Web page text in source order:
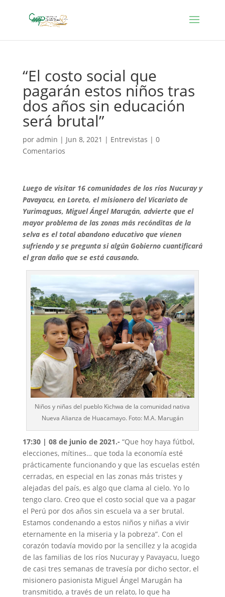
“El costo social que
pagarán estos niños tras
dos años sin educación
será brutal”
por admin | Jun 8, 2021 | Entrevistas | 0
Comentarios
Luego de visitar 16 comunidades de los ríos Nucuray y
Pavayacu, en Loreto, el misionero del Vicariato de
Yurimaguas, Miguel Ángel Marugán, advierte que el
mayor problema de las zonas más recónditas de la
selva es el total abandono educativo que vienen
sufriendo y se pregunta si algún Gobierno cuantificará
el gran daño que se está causando.
Niños y niñas del pueblo Kichwa de la comunidad nativa
Nueva Alianza de Huacamayo. Foto: M.A. Marugán
17:30 | 08 de junio de 2021.- “Que hoy haya fútbol,
elecciones, mítines… que toda la economía esté
prácticamente funcionando y que las escuelas estén
cerradas, en especial en las zonas más tristes y
alejadas del país, es algo que clama al cielo. Yo lo
tengo claro. Creo que el costo social que va a pagar
el Perú por dos años sin escuela va a ser brutal.
Estamos condenando a estos niños y niñas a vivir
eternamente en la miseria y la pobreza”. Con el
corazón todavía movido por la sencillez y la acogida
de las familias de los ríos Nucuray y Pavayacu, luego
de casi tres semanas de travesía por dicho sector, el
misionero pasionista Miguel Ángel Marugán ha
transmitido, a través de un relato, lo que ha